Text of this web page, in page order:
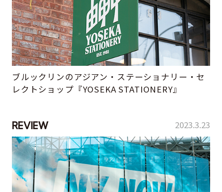
ブルックリンのアジアン・ステーショナリー・セ
レクトショップ『YOSEKA STATIONERY』
REVIEW 2023.3.23